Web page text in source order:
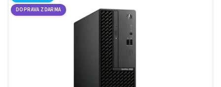
DOPRAVA ZDARMA